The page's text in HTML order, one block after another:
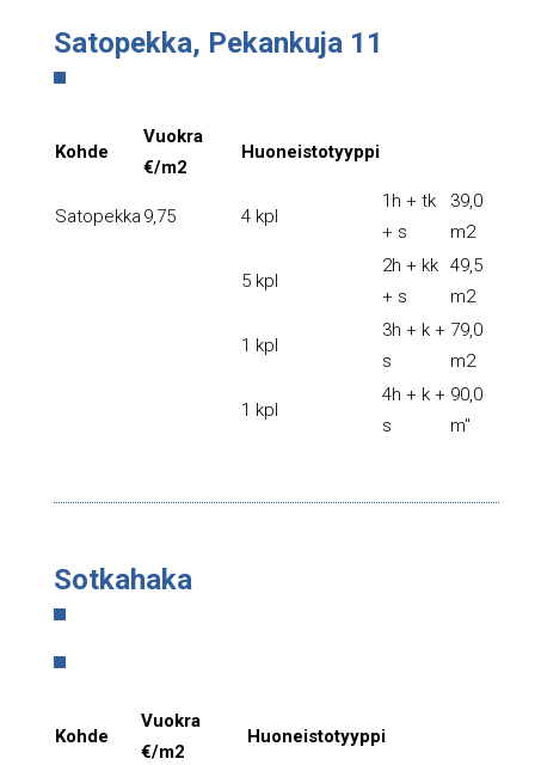
Satopekka, Pekankuja 11
Kohde
Vuokra
€/m2
Huoneistotyyppi
Satopekka 9,75 4 kpl
1h + tk
+ s
39,0
m2
5 kpl
2h + kk
+ s
49,5
m2
1 kpl
3h + k +
s
79,0
m2
1 kpl
4h + k +
s
90,0
m"
Sotkahaka
Kohde
Vuokra
€/m2
Huoneistotyyppi